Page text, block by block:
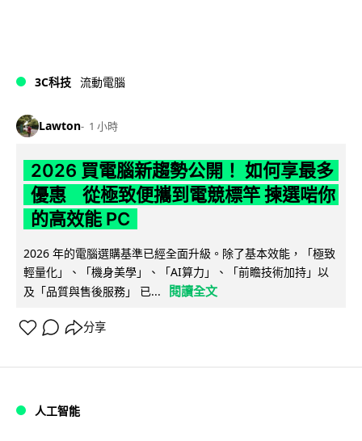
3C科技 流動電腦
Lawton 1 小時
2026 買電腦新趨勢公開！ 如何享最多
優惠 從極致便攜到電競標竿 揀選啱你
的高效能 PC
2026 年的電腦選購基準已經全面升級。除了基本效能，「極致
輕量化」、「機身美學」、「AI算力」、「前瞻技術加持」以
及「品質與售後服務」 已...
閱讀全文
分享
人工智能